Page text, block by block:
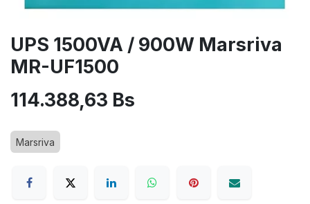
UPS 1500VA / 900W Marsriva
MR-UF1500
114.388,63 Bs
Marsriva